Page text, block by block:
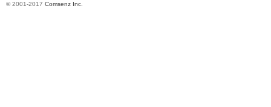
© 2001-2017 Comsenz Inc.